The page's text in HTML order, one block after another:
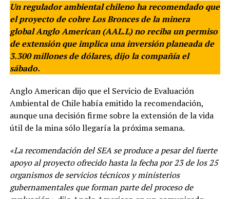
Un regulador ambiental chileno ha recomendado que
el proyecto de cobre Los Bronces de la minera
global Anglo American (AAL.L) no reciba un permiso
de extensión que implica una inversión planeada de
3.300 millones de dólares, dijo la compañía el
sábado.
Anglo American dijo que el Servicio de Evaluación
Ambiental de Chile había emitido la recomendación,
aunque una decisión firme sobre la extensión de la vida
útil de la mina sólo llegaría la próxima semana.
«La recomendación del SEA se produce a pesar del fuerte
apoyo al proyecto ofrecido hasta la fecha por 23 de los 25
organismos de servicios técnicos y ministerios
gubernamentales que forman parte del proceso de